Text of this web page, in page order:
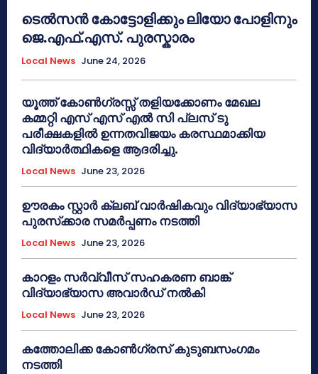
ടെൽസൻ കോട്ടോളിക്കും ലിയോ പോളിനും
ജെ.എഫ്.എസ്. പുരസ്കാരം
Local News June 24, 2026
യൂത്ത് കോൺഗ്രസ്സ് തളിയക്കോണം മേഖല
കമ്മറ്റി എസ് എസ് എൽ സി പ്ലസ് ടു
പരീക്ഷകളിൽ ഉന്നതവിജയം കരസ്ഥമാക്കിയ
വിദ്യാർത്ഥികളെ ആദരിച്ചു.
Local News June 23, 2026
ഊരകം സ്റ്റാർ ക്ലബ് വാർഷികവും വിദ്യാഭ്യാസ
പുരസ്‌ക്കാര സമർപ്പണം നടത്തി
Local News June 23, 2026
കാറളം സർവ്വീസ് സഹകരണ ബാങ്ക്
വിദ്യാഭ്യാസ അവാർഡ് നൽകി
Local News June 23, 2026
കത്തോലിക്ക കോൺഗ്രസ് കുടുബസംഗമം
നടത്തി